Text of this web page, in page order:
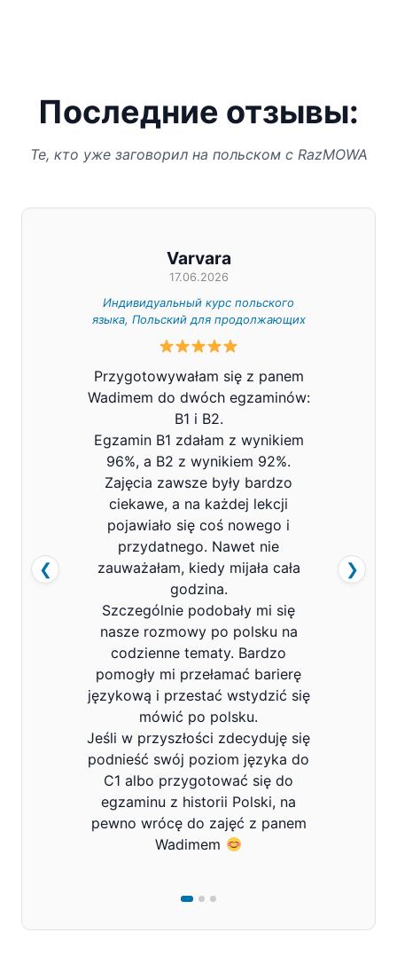
Последние отзывы:
Те, кто уже заговорил на польском с RazMOWA
Varvara
17.06.2026
Индивидуальный курс польского
языка, Польский для продолжающих
Przygotowywałam się z panem
Wadimem do dwóch egzaminów:
B1 i B2.
Egzamin B1 zdałam z wynikiem
96%, a B2 z wynikiem 92%.
Zajęcia zawsze były bardzo
ciekawe, a na każdej lekcji
pojawiało się coś nowego i
przydatnego. Nawet nie
zauważałam, kiedy mijała cała
godzina.
Szczególnie podobały mi się
nasze rozmowy po polsku na
codzienne tematy. Bardzo
pomogły mi przełamać barierę
językową i przestać wstydzić się
mówić po polsku.
Jeśli w przyszłości zdecyduję się
podnieść swój poziom języka do
C1 albo przygotować się do
egzaminu z historii Polski, na
pewno wrócę do zajęć z panem
Wadimem
❮ ❯